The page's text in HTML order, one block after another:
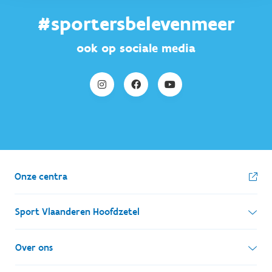
#sportersbelevenmeer
ook op sociale media
Onze centra
Sport Vlaanderen Hoofdzetel
Simon Bolivarlaan 17
1000 Brussel
Over ons